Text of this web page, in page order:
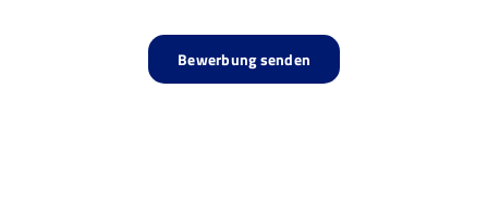
Bewerbung senden